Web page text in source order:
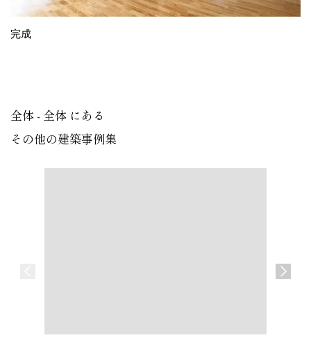
完成
全体 - 全体 にある
その他の建築事例集